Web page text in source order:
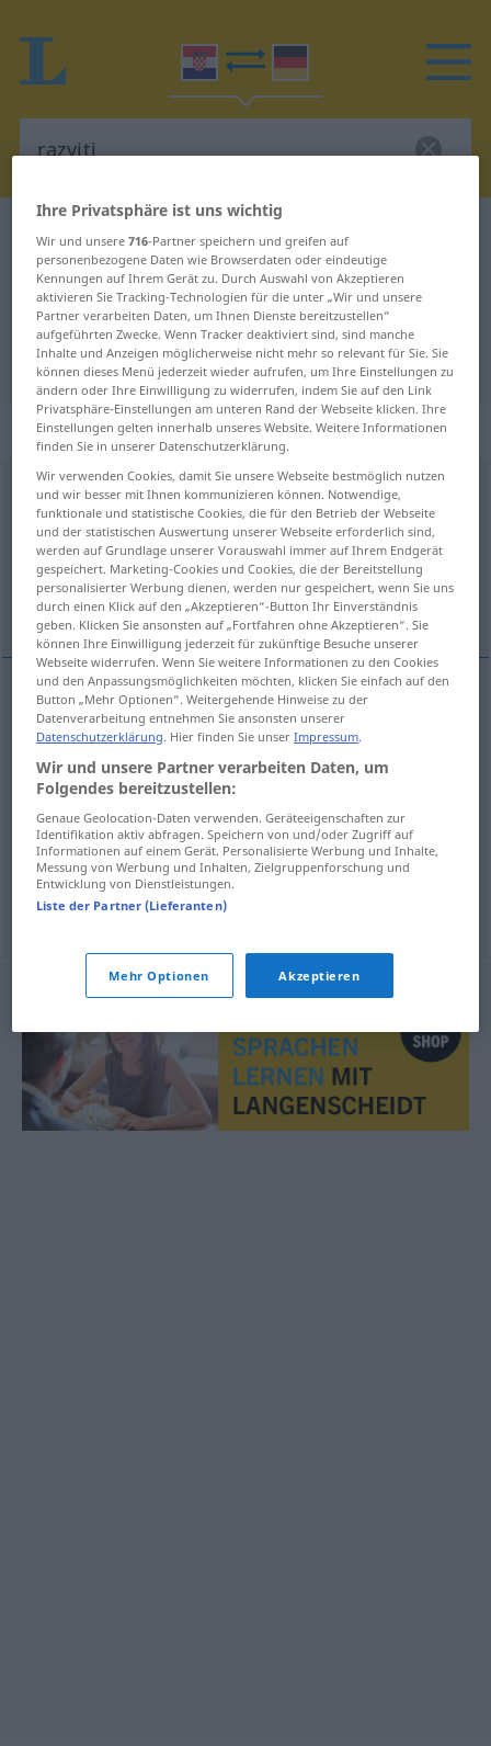
Kroatisch-Deutsch Wörterbuch razviti
Kroatisch-Deutsch Übersetzung für
"razviti"
"razviti" Deutsch Übersetzung
„razviti“
razviti <-ijem; -io, -ila;-ijen>(-vijati)
Übersicht aller Übersetzungen
(Für mehr Details die Übersetzung anklicken/antippen)
aufrollen, ausrollen, hissen, auswickeln
aufrollen razvitizastavu
ausrollen razvititijesto
hissen razvitijedro
auswickeln razviti paket
Ihre Privatsphäre ist uns wichtig
Wir und unsere716-Partner speichern und greifen auf
personenbezogene Daten wie Browserdaten oder eindeutige
Kennungen auf Ihrem Gerät zu. Durch Auswahl von Akzeptieren
aktivieren Sie Tracking-Technologien für die unter „Wir und unsere
Partner verarbeiten Daten, um Ihnen Dienste bereitzustellen“
aufgeführten Zwecke. Wenn Tracker deaktiviert sind, sind manche
Inhalte und Anzeigen möglicherweise nicht mehr so relevant für Sie. Sie
können dieses Menü jederzeit wieder aufrufen, um Ihre Einstellungen zu
ändern oder Ihre Einwilligung zu widerrufen, indem Sie auf den Link
Privatsphäre-Einstellungen am unteren Rand der Webseite klicken. Ihre
Einstellungen gelten innerhalb unseres Website. Weitere Informationen
finden Sie in unserer Datenschutzerklärung.
Wir verwenden Cookies, damit Sie unsere Webseite bestmöglich nutzen
und wir besser mit Ihnen kommunizieren können. Notwendige,
funktionale und statistische Cookies, die für den Betrieb der Webseite
und der statistischen Auswertung unserer Webseite erforderlich sind,
werden auf Grundlage unserer Vorauswahl immer auf Ihrem Endgerät
gespeichert. Marketing-Cookies und Cookies, die der Bereitstellung
personalisierter Werbung dienen, werden nur gespeichert, wenn Sie uns
durch einen Klick auf den „Akzeptieren“-Button Ihr Einverständnis
geben. Klicken Sie ansonsten auf „Fortfahren ohne Akzeptieren“. Sie
können Ihre Einwilligung jederzeit für zukünftige Besuche unserer
Webseite widerrufen. Wenn Sie weitere Informationen zu den Cookies
und den Anpassungsmöglichkeiten möchten, klicken Sie einfach auf den
Button „Mehr Optionen“. Weitergehende Hinweise zu der
Datenverarbeitung entnehmen Sie ansonsten unserer
Datenschutzerklärung. Hier finden Sie unserImpressum.
Wir und unsere Partner verarbeiten Daten, um
Folgendes bereitzustellen:
Genaue Geolocation-Daten verwenden. Geräteeigenschaften zur
Identifikation aktiv abfragen. Speichern von und/oder Zugriff auf
Informationen auf einem Gerät. Personalisierte Werbung und Inhalte,
Messung von Werbung und Inhalten, Zielgruppenforschung und
Entwicklung von Dienstleistungen.
Liste der Partner (Lieferanten)
Mehr Optionen Akzeptieren